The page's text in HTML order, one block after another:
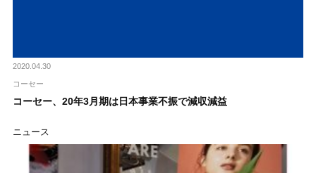
2020.04.30
コーセー
コーセー、20年3月期は日本事業不振で減収減益
ニュース